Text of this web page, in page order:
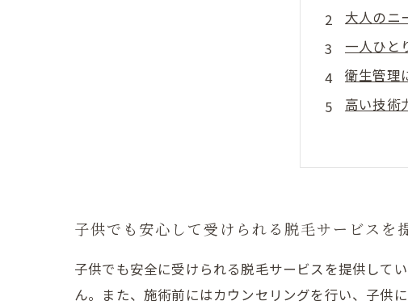
大人のニ
一人ひと
衛生管理
高い技術
子供でも安心して受けられる脱毛サービスを
子供でも安全に受けられる脱毛サービスを提供して
ん。また、施術前にはカウンセリングを行い、子供